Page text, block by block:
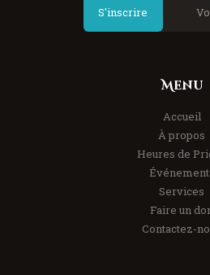
S'inscrire
Menu
Accueil
À propos
Heures de
Services
Faire un
Contactez-